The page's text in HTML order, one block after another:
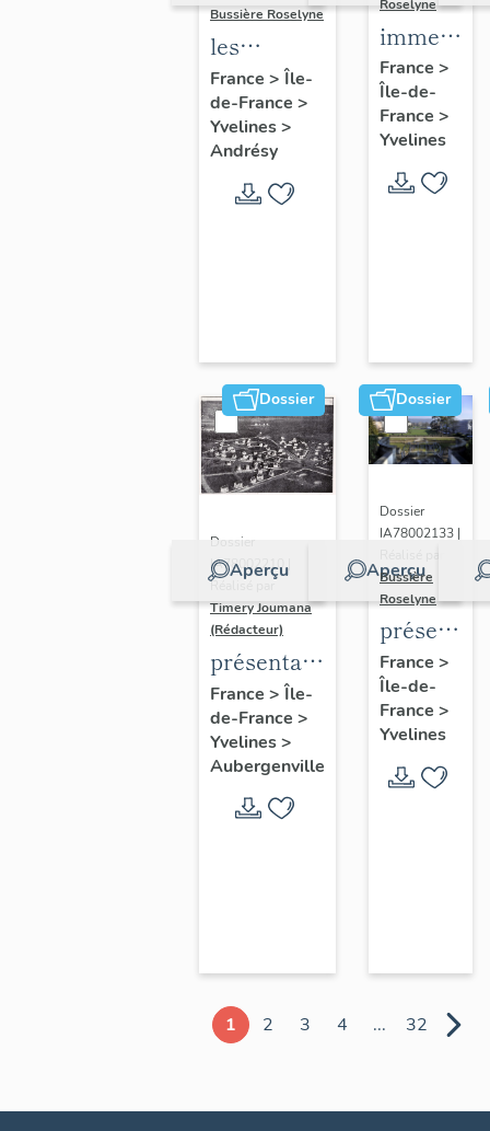
Bussière Roselyne
les
immeubles,
maisons et
fermes du
canton
d'Andrésy
France > Île-
de-France >
Yvelines>
Andrésy
Roselyne
maisons,
fermes
France >
Île-de-
France >
Yvelines
Dossier
Aperçu
Dossier
IA78002210 |
Réalisé par
Timery Joumana
(Rédacteur)
présentation
de l'étude
d'Elisabethville
France > Île-
de-France >
Yvelines>
Aubergenville
Dossier
Aperçu
Dossier
IA78002133 |
Bussière
Roselyne
du
diagnostic
et
France >
Île-de-
France >
Yvelines
1 2 3 4 ... 32